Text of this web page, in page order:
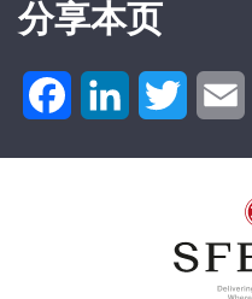
分享本页
FacebookLinkedIn Twitter